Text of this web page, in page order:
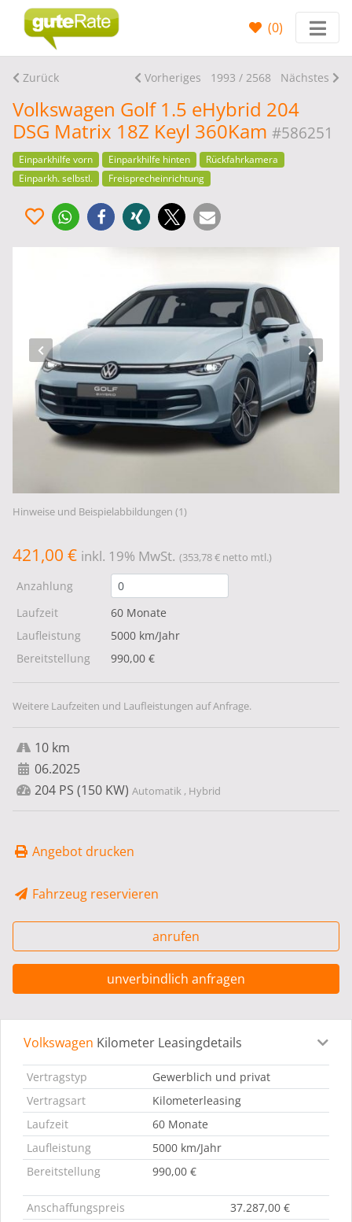
(0)
Zurück Vorheriges 1993 / 2568 Nächstes
Volkswagen Golf 1.5 eHybrid 204
DSG Matrix 18Z Keyl 360Kam #586251
Einparkhilfe vorn Einparkhilfe hinten
Rückfahrkamera
Einparkh. selbstl.
Freisprecheinrichtung
Hinweise und Beispielabbildungen (1)
421,00 € inkl. 19% MwSt. (353,78 € netto mtl.)
Anzahlung
Laufzeit
60 Monate
Laufleistung
5000 km/Jahr
Bereitstellung
990,00 €
Weitere Laufzeiten und Laufleistungen auf Anfrage.
10 km
06.2025
204 PS (150 KW) Automatik , Hybrid
Angebot drucken
Fahrzeug reservieren
anrufen
unverbindlich anfragen
Leasingdetails Fahrzeugdetails Ausstattung
Volkswagen Kilometer Leasingdetails
Vertragstyp
Gewerblich und privat
Vertragsart
Kilometerleasing
Laufzeit
60 Monate
Laufleistung
5000 km/Jahr
Bereitstellung
990,00 €
Anschaffungspreis
37.287,00 €